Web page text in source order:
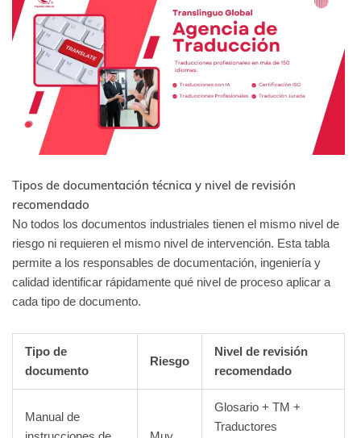
Tipos de documentación técnica y nivel de revisión
recomendado
No todos los documentos industriales tienen el mismo nivel de
riesgo ni requieren el mismo nivel de intervención. Esta tabla
permite a los responsables de documentación, ingeniería y
calidad identificar rápidamente qué nivel de proceso aplicar a
cada tipo de documento.
Tipo de
documento
Riesgo
Nivel de revisión
recomendado
Manual de
Glosario + TM +
Traductores